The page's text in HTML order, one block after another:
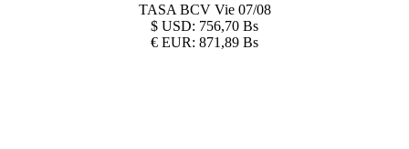
TASA BCV Vie 07/08
$ USD: 756,70 Bs
€ EUR: 871,89 Bs